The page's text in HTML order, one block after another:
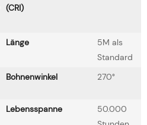
(CRI)
Länge
5M als
Standard
Bohnenwinkel 270°
Lebensspanne
50.000